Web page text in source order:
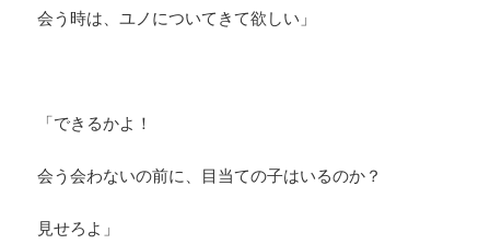
会う時は、ユノについてきて欲しい」
「できるかよ！
会う会わないの前に、目当ての子はいるのか？
見せろよ」